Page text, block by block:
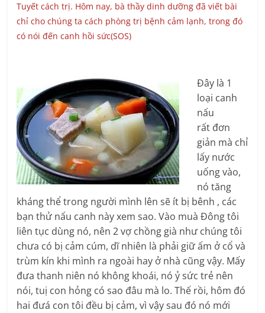
Tuyết cách trị. Hôm nay, bà thầy dinh dưỡng đã viết bài
chỉ cho chúng ta cách phòng trị bệnh cảm lạnh, trong đó
có nói đến canh hồi sức(SOS)
Đây là 1
loại canh
nấu
rất đơn
giản mà chỉ
lấy nước
uống vào,
nó tăng
kháng thể trong người mình lên sẽ ít bị bênh , các
bạn thử nấu canh này xem sao. Vào muà Đông tôi
liên tục dùng nó, nên 2 vợ chồng già như chúng tôi
chưa có bị cảm cúm, dĩ nhiên là phải giữ ấm ở cổ và
trùm kín khi mình ra ngoài hay ở nhà cũng vậy. Mấy
đưa thanh niên nó không khoái, nó ỷ sức trẻ nên
nói, tuị con hỏng có sao đâu mà lo. Thế rồi, hôm đó
hai đưá con tôi đều bị cảm, vì vậy sau đó nó mới